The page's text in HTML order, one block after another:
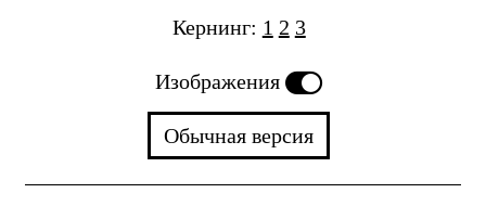
Кернинг: 1 2 3
Изображения
Обычная версия